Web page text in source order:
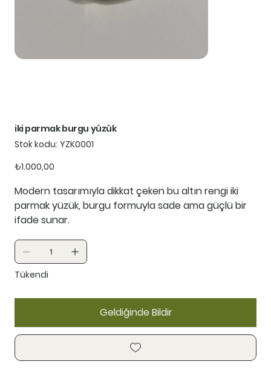
iki parmak burgu yüzük
Stok kodu: Stok
kodu:
YZK0001
Fiyat
₺1.000,00
Modern tasarımıyla dikkat çeken bu altın rengi iki
parmak yüzük, burgu formuyla sade ama güçlü bir
ifade sunar.
Tükendi
Geldiğinde Bildir